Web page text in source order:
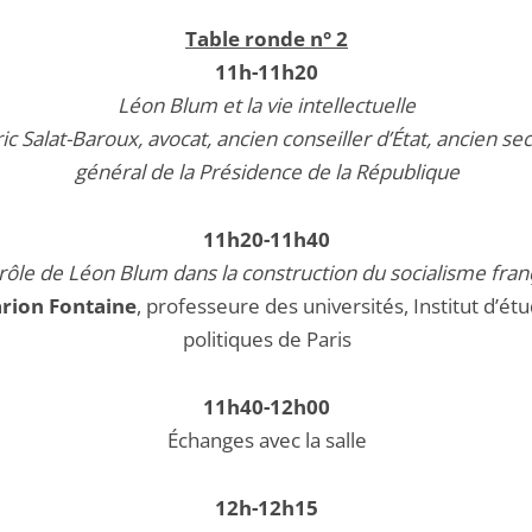
Table ronde n° 2
11h-11h20
Léon Blum et la vie intellectuelle
Salat-Baroux, avocat, ancien conseiller d’État, ancien
général de la Présidence de la République
11h20-11h40
de Léon Blum dans la construction du socialisme
Fontaine, professeure des universités, Institut
politiques de Paris
11h40-12h00
Échanges avec la salle
12h-12h15